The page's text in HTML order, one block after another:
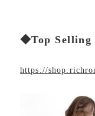
◆Top Selling
https://